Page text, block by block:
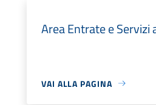
Area Entrate e Servizi
VAI ALLA PAGINA